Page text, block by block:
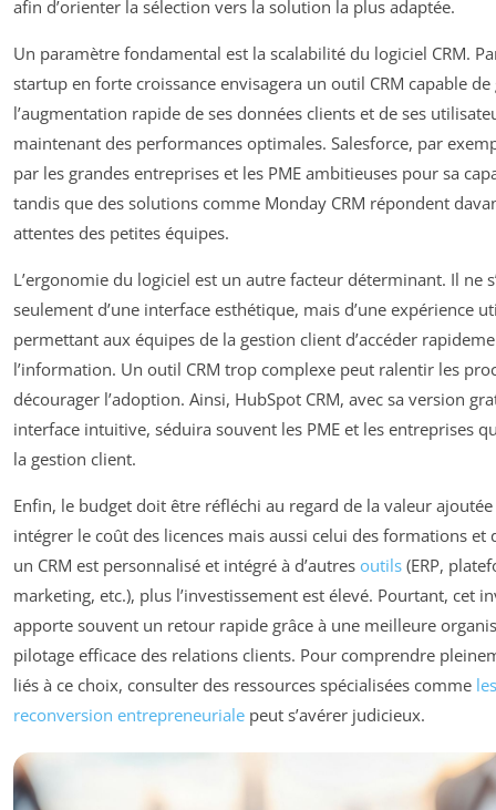
afin d’orienter la sélection vers la solution la plus adaptée.
Un paramètre fondamental est la scalabilité du logiciel CRM.
startup en forte croissance envisagera un outil CRM capable de
l’augmentation rapide de ses données clients et de ses
maintenant des performances optimales. Salesforce, par
par les grandes entreprises et les PME ambitieuses pour sa
tandis que des solutions comme Monday CRM répondent
attentes des petites équipes.
L’ergonomie du logiciel est un autre facteur déterminant. Il ne
seulement d’une interface esthétique, mais d’une expérience
permettant aux équipes de la gestion client d’accéder
l’information. Un outil CRM trop complexe peut ralentir les
décourager l’adoption. Ainsi, HubSpot CRM, avec sa version
interface intuitive, séduira souvent les PME et les entreprises
la gestion client.
Enfin, le budget doit être réfléchi au regard de la valeur
intégrer le coût des licences mais aussi celui des formations et
un CRM est personnalisé et intégré à d’autres outils (ERP,
marketing, etc.), plus l’investissement est élevé. Pourtant, cet
apporte souvent un retour rapide grâce à une meilleure
pilotage efficace des relations clients. Pour comprendre
liés à ce choix, consulter des ressources spécialisées comme
reconversion entrepreneuriale peut s’avérer judicieux.